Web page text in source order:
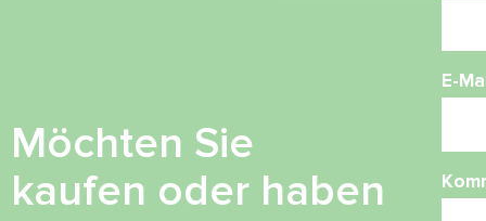
Möchten Sie
kaufen oder haben
E-